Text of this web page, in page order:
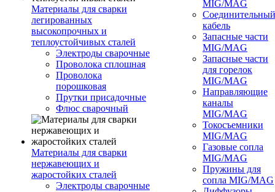
Материалы для сварки
легированных
высокопрочных и
теплоустойчивых сталей
Электроды сварочные
Проволока сплошная
Проволока
порошковая
Прутки присадочные
Флюс сварочный
Материалы для сварки
нержавеющих и
жаростойких сталей
Электроды сварочные
MIG/MAG
Соединительный
кабель
Запасные части
MIG/MAG
Запасные части
для горелок
MIG/MAG
Направляющие
каналы
MIG/MAG
Токосъемники
MIG/MAG
Газовые сопла
MIG/MAG
Пружины для
сопла MIG/MAG